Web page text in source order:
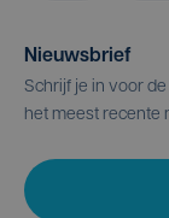
Nieuwsbrief
Schrijf je in voor
het meest recente